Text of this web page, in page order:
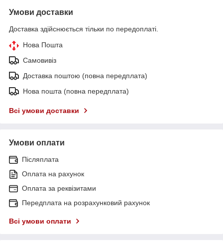
Умови доставки
Доставка здійснюється тільки по передоплаті.
Нова Пошта
Самовивіз
Доставка поштою (повна передплата)
Нова пошта (повна передплата)
Всі умови доставки
Умови оплати
Післяплата
Оплата на рахунок
Оплата за реквізитами
Передплата на розрахунковий рахунок
Всі умови оплати